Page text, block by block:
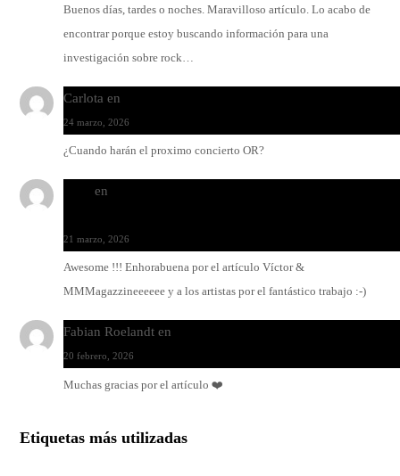
Buenos días, tardes o noches. Maravilloso artículo. Lo acabo de
encontrar porque estoy buscando información para una
investigación sobre rock…
Carlota en
24 marzo, 2026
¿Cuando harán el proximo concierto OR?
en
21 marzo, 2026
Awesome !!! Enhorabuena por el artículo Víctor &
MMMagazzineeeeee y a los artistas por el fantástico trabajo :-)
Fabian Roelandt en
20 febrero, 2026
Muchas gracias por el artículo ❤️
Etiquetas más utilizadas